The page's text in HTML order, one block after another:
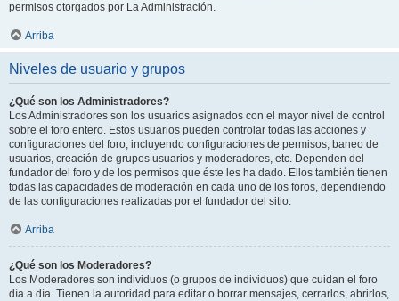
permisos otorgados por La Administración.
Arriba
Niveles de usuario y grupos
¿Qué son los Administradores?
Los Administradores son los usuarios asignados con el mayor nivel de control
sobre el foro entero. Estos usuarios pueden controlar todas las acciones y
configuraciones del foro, incluyendo configuraciones de permisos, baneo de
usuarios, creación de grupos usuarios y moderadores, etc. Dependen del
fundador del foro y de los permisos que éste les ha dado. Ellos también tienen
todas las capacidades de moderación en cada uno de los foros, dependiendo
de las configuraciones realizadas por el fundador del sitio.
Arriba
¿Qué son los Moderadores?
Los Moderadores son individuos (o grupos de individuos) que cuidan el foro
día a día. Tienen la autoridad para editar o borrar mensajes, cerrarlos, abrirlos,